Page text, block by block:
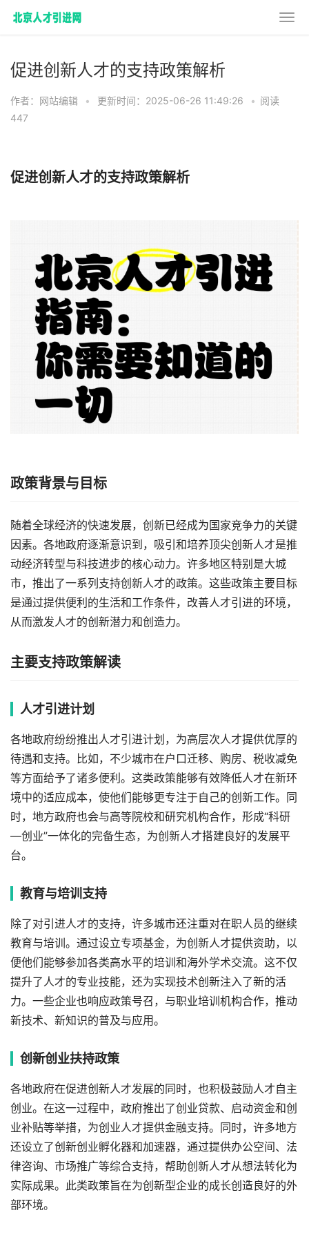
促进创新人才的支持政策解析
作者：网站编辑 • 更新时间：2025-06-26 11:49:26 • 阅读
447
促进创新人才的支持政策解析
政策背景与目标
随着全球经济的快速发展，创新已经成为国家竞争力的关键
因素。各地政府逐渐意识到，吸引和培养顶尖创新人才是推
动经济转型与科技进步的核心动力。许多地区特别是大城
市，推出了一系列支持创新人才的政策。这些政策主要目标
是通过提供便利的生活和工作条件，改善人才引进的环境，
从而激发人才的创新潜力和创造力。
主要支持政策解读
人才引进计划
各地政府纷纷推出人才引进计划，为高层次人才提供优厚的
待遇和支持。比如，不少城市在户口迁移、购房、税收减免
等方面给予了诸多便利。这类政策能够有效降低人才在新环
境中的适应成本，使他们能够更专注于自己的创新工作。同
时，地方政府也会与高等院校和研究机构合作，形成“科研
—创业”一体化的完备生态，为创新人才搭建良好的发展平
台。
教育与培训支持
除了对引进人才的支持，许多城市还注重对在职人员的继续
教育与培训。通过设立专项基金，为创新人才提供资助，以
便他们能够参加各类高水平的培训和海外学术交流。这不仅
提升了人才的专业技能，还为实现技术创新注入了新的活
力。一些企业也响应政策号召，与职业培训机构合作，推动
新技术、新知识的普及与应用。
创新创业扶持政策
各地政府在促进创新人才发展的同时，也积极鼓励人才自主
创业。在这一过程中，政府推出了创业贷款、启动资金和创
业补贴等举措，为创业人才提供金融支持。同时，许多地方
还设立了创新创业孵化器和加速器，通过提供办公空间、法
律咨询、市场推广等综合支持，帮助创新人才从想法转化为
实际成果。此类政策旨在为创新型企业的成长创造良好的外
部环境。